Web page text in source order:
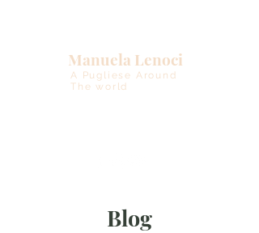
A Pugliese Around
The world
Manuela Lenoci
Blog